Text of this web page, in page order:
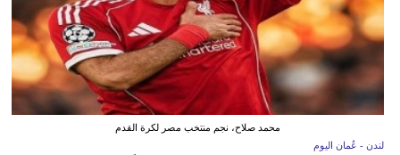
محمد صلاح، نجم منتخب مصر لكرة القدم
لندن - عُمان اليوم